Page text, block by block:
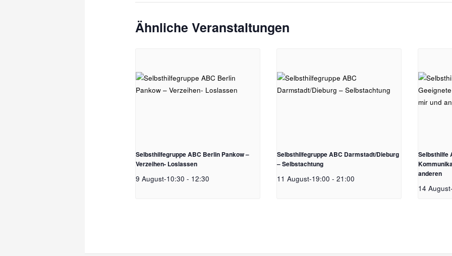
Ähnliche Veranstaltungen
Selbsthilfegruppe ABC Berlin Pankow –
Verzeihen- Loslassen
9 August-10:30 - 12:30
Selbsthilfegruppe ABC Darmstadt/Dieburg
– Selbstachtung
11 August-19:00 - 21:00
Selbsthilfe
anderen
14